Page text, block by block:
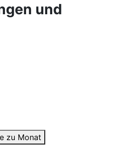
und
zu Monat